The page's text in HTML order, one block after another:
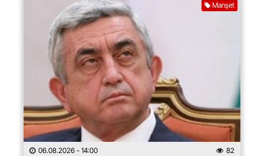
Manşet
06.08.2026 - 14:00 82